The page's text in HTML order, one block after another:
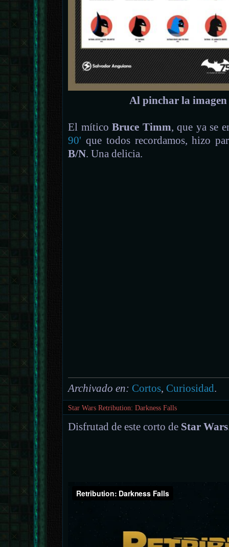
Al pinchar la
El míticoBruce Timm, que ya se
90' que todos recordamos, hizo
B/N. Una delicia.
Archivado en: Cortos, Curiosidad.
Star Wars Retribution: Darkness Falls
Disfrutad de este corto de Star Wars